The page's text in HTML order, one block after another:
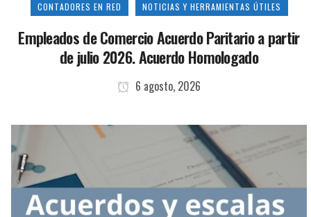
CONTADORES EN RED NOTICIAS Y HERRAMIENTAS ÚTILES
Empleados de Comercio Acuerdo Paritario a partir
de julio 2026. Acuerdo Homologado
6 agosto, 2026